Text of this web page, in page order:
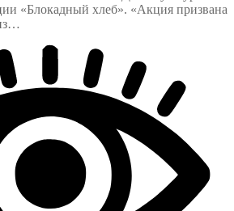
«Блокадный хлеб». «Акция призвана